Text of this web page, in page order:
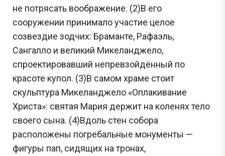
не потрясать воображение. (2)В его
сооружении принимало участие целое
созвездие зодчих: Браманте, Рафаэль,
Сангалло и великий Микеланджело,
спроектировавший непревзойдённый по
красоте купол. (3)В самом храме стоит
скульптура Микеланджело «Оплакивание
Христа»: святая Мария держит на коленях тело
своего сына. (4)Вдоль стен собора
расположены погребальные монументы —
фигуры пап, сидящих на тронах,